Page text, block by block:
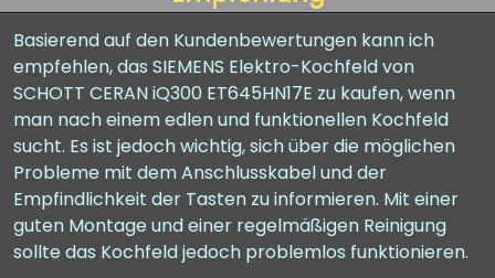
Basierend auf den Kundenbewertungen kann ich
empfehlen, das SIEMENS Elektro-Kochfeld von
SCHOTT CERAN iQ300 ET645HN17E zu kaufen, wenn
man nach einem edlen und funktionellen Kochfeld
sucht. Es ist jedoch wichtig, sich über die möglichen
Probleme mit dem Anschlusskabel und der
Empfindlichkeit der Tasten zu informieren. Mit einer
guten Montage und einer regelmäßigen Reinigung
sollte das Kochfeld jedoch problemlos funktionieren.